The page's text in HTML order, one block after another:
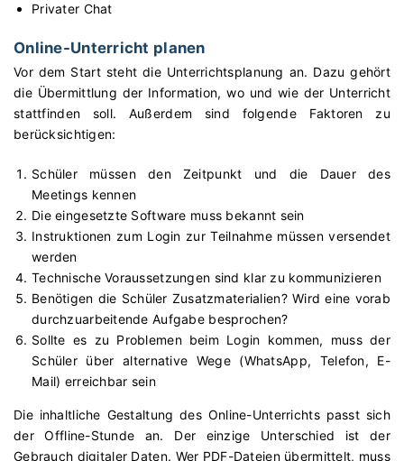
Privater Chat
Online-Unterricht planen
Vor dem Start steht die Unterrichtsplanung an. Dazu gehört
die Übermittlung der Information, wo und wie der Unterricht
stattfinden soll. Außerdem sind folgende Faktoren zu
berücksichtigen:
Schüler müssen den Zeitpunkt und die Dauer des
Meetings kennen
Die eingesetzte Software muss bekannt sein
Instruktionen zum Login zur Teilnahme müssen versendet
werden
Technische Voraussetzungen sind klar zu kommunizieren
Benötigen die Schüler Zusatzmaterialien? Wird eine vorab
durchzuarbeitende Aufgabe besprochen?
Sollte es zu Problemen beim Login kommen, muss der
Schüler über alternative Wege (WhatsApp, Telefon, E-
Mail) erreichbar sein
Die inhaltliche Gestaltung des Online-Unterrichts passt sich
der Offline-Stunde an. Der einzige Unterschied ist der
Gebrauch digitaler Daten. Wer PDF-Dateien übermittelt, muss